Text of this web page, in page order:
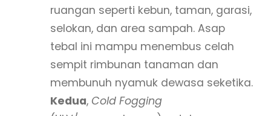
ruangan seperti kebun, taman, garasi,
selokan, dan area sampah. Asap
tebal ini mampu menembus celah
sempit rimbunan tanaman dan
membunuh nyamuk dewasa seketika.
Kedua, Cold Fogging